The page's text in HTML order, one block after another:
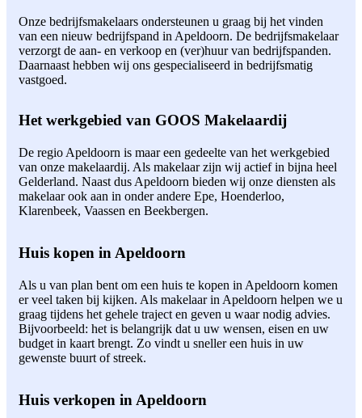
Onze bedrijfsmakelaars ondersteunen u graag bij het vinden
van een nieuw bedrijfspand in Apeldoorn. De bedrijfsmakelaar
verzorgt de aan- en verkoop en (ver)huur van bedrijfspanden.
Daarnaast hebben wij ons gespecialiseerd in bedrijfsmatig
vastgoed.
Het werkgebied van GOOS Makelaardij
De regio Apeldoorn is maar een gedeelte van het werkgebied
van onze makelaardij. Als makelaar zijn wij actief in bijna heel
Gelderland. Naast dus Apeldoorn bieden wij onze diensten als
makelaar ook aan in onder andere Epe, Hoenderloo,
Klarenbeek, Vaassen en Beekbergen.
Huis kopen in Apeldoorn
Als u van plan bent om een huis te kopen in Apeldoorn komen
er veel taken bij kijken. Als makelaar in Apeldoorn helpen we u
graag tijdens het gehele traject en geven u waar nodig advies.
Bijvoorbeeld: het is belangrijk dat u uw wensen, eisen en uw
budget in kaart brengt. Zo vindt u sneller een huis in uw
gewenste buurt of streek.
Huis verkopen in Apeldoorn